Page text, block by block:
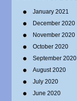
January 2021
December 2020
November 2020
October 2020
September 2020
August 2020
July 2020
June 2020